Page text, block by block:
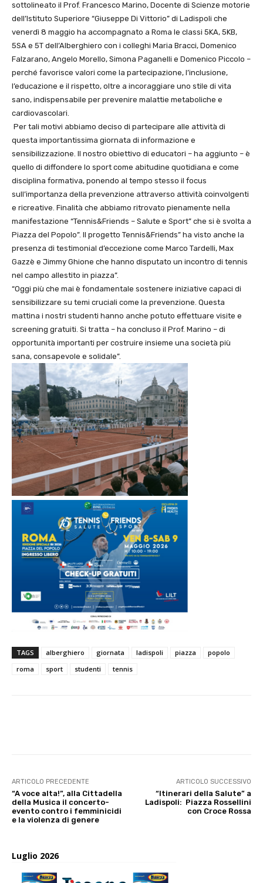
sottolineato il Prof. Francesco Marino, Docente di Scienze motorie
dell’Istituto Superiore “Giuseppe Di Vittorio” di Ladispoli che
venerdì 8 maggio ha accompagnato a Roma le classi 5KA, 5KB,
5SA e 5T dell’Alberghiero con i colleghi Maria Bracci, Domenico
Falzarano, Angelo Morello, Simona Paganelli e Domenico Piccolo –
perché favorisce valori come la partecipazione, l’inclusione,
l’educazione e il rispetto, oltre a incoraggiare uno stile di vita
sano, indispensabile per prevenire malattie metaboliche e
cardiovascolari.
Per tali motivi abbiamo deciso di partecipare alle attività di
questa importantissima giornata di informazione e
sensibilizzazione. Il nostro obiettivo di educatori – ha aggiunto – è
quello di diffondere lo sport come abitudine quotidiana e come
disciplina formativa, ponendo al tempo stesso il focus
sull’importanza della prevenzione attraverso attività coinvolgenti
e ricreative. Finalità che abbiamo ritrovato pienamente nella
manifestazione “Tennis&Friends – Salute e Sport” che si è svolta a
Piazza del Popolo”. Il progetto Tennis&Friends” ha visto anche la
presenza di testimonial d’eccezione come Marco Tardelli, Max
Gazzè e Jimmy Ghione che hanno disputato un incontro di tennis
nel campo allestito in piazza”.
“Oggi più che mai è fondamentale sostenere iniziative capaci di
sensibilizzare su temi cruciali come la prevenzione. Questa
mattina i nostri studenti hanno anche potuto effettuare visite e
screening gratuiti. Si tratta – ha concluso il Prof. Marino – di
opportunità importanti per costruire insieme una società più
sana, consapevole e solidale”.
TAGS alberghiero giornata ladispoli piazza
popolo
roma
sport studenti tennis
ARTICOLO PRECEDENTE
“A voce alta!”, alla Cittadella
della Musica il concerto-
evento contro i femminicidi
e la violenza di genere
ARTICOLO SUCCESSIVO
“Itinerari della Salute” a
Ladispoli: Piazza Rossellini
con Croce Rossa
Luglio 2026